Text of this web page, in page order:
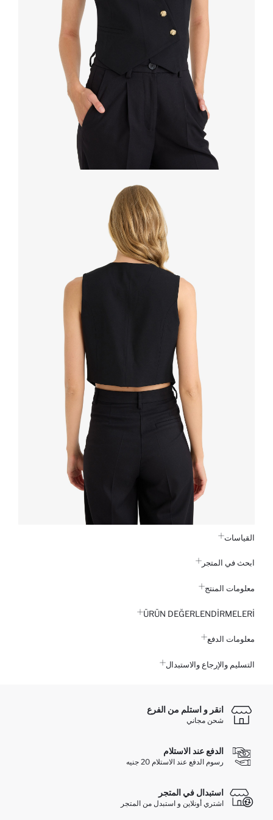
القياسات
ابحث في المتجر
معلومات المنتج
ÜRÜN DEĞERLENDİRMELERİ
معلومات الدفع
التسليم والإرجاع والاستبدال
انقر و استلم من الفرع
شحن مجاني
الدفع عند الاستلام
رسوم الدفع عند الاستلام 20 جنيه
استبدال في المتجر
اشتري أونلاين و استبدل من المتجر